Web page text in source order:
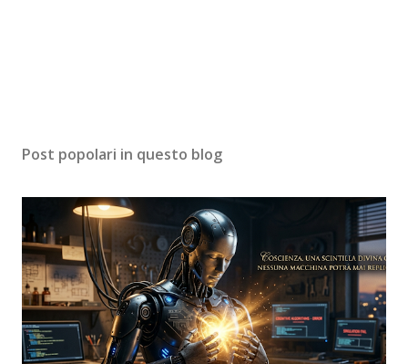
Post popolari in questo blog